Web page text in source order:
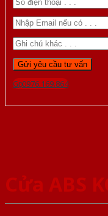
Gọi 0976.169.864
Cửa ABS